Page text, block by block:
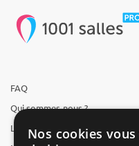
FAQ
Qui sommes-nous ?
L'équipeNos cookies